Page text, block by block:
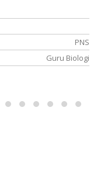
PNS
Guru Biologi